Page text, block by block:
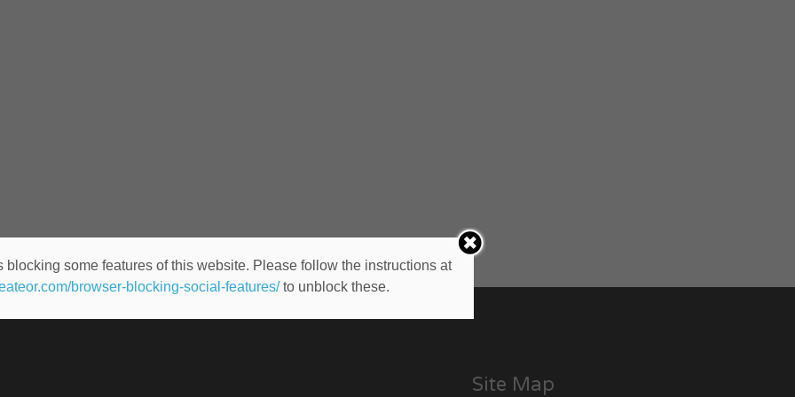
Site Map
blocking some features of this website. Please follow the instructions at
browser-blocking-social-features/to unblock these.